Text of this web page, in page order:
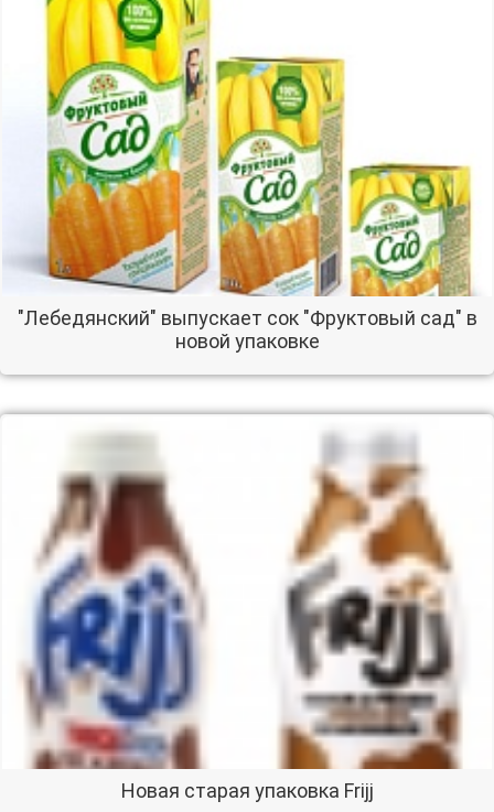
"Лебедянский" выпускает сок "Фруктовый сад" в
новой упаковке
Новая старая упаковка Frijj